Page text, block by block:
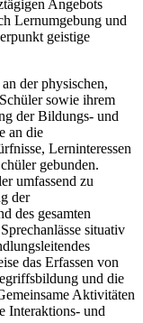
Angebots
Lernumgebung und
geistige
der physischen,
sowie ihrem
der Bildungs- und
an die
Lerninteressen
gebunden.
umfassend zu
der
des gesamten
situativ
das Erfassen von
und die
Aktivitäten
Interaktions- und